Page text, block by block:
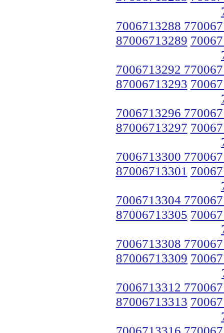
7006713288
87006713289
7006713292
87006713293
7006713296
87006713297
7006713300
87006713301
7006713304
87006713305
7006713308
87006713309
7006713312
87006713313